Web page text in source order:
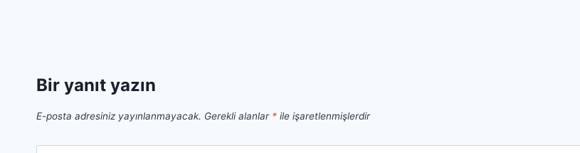
Bir yanıt yazın
E-posta adresiniz yayınlanmayacak. Gerekli alanlar * ile işaretlenmişlerdir